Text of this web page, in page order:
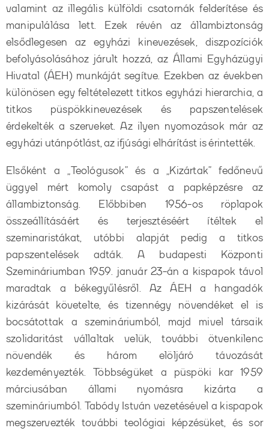
valamint az illegális külföldi csatornák felderítése és
manipulálása lett. Ezek révén az állambiztonság
elsődlegesen az egyházi kinevezések, diszpozíciók
befolyásolásához járult hozzá, az Állami Egyházügyi
Hivatal (ÁEH) munkáját segítve. Ezekben az években
különösen egy feltételezett titkos egyházi hierarchia, a
titkos püspökkinevezések és papszentelések
érdekelték a szerveket. Az ilyen nyomozások már az
egyházi utánpótlást, az ifjúsági elhárítást is érintették.
Elsőként a „Teológusok” és a „Kizártak” fedőnevű
üggyel mért komoly csapást a papképzésre az
állambiztonság. Előbbiben 1956-os röplapok
összeállításáért és terjesztéséért ítéltek el
szeminaristákat, utóbbi alapját pedig a titkos
papszentelések adták. A budapesti Központi
Szemináriumban 1959. január 23-án a kispapok távol
maradtak a békegyűlésről. Az ÁEH a hangadók
kizárását követelte, és tizennégy növendéket el is
bocsátottak a szemináriumból, majd mivel társaik
szolidaritást vállaltak velük, további ötvenkilenc
növendék és három elöljáró távozását
kezdeményezték. Többségüket a püspöki kar 1959
márciusában állami nyomásra kizárta a
szemináriumból. Tabódy István vezetésével a kispapok
megszervezték további teológiai képzésüket, és sor